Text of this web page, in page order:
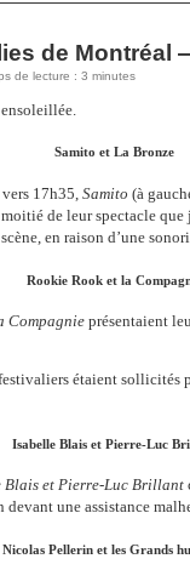
de Montréal
de lecture : 3 minutes
Samito et La Bronze
17h35, Samito (à
de leur spectacle que
en raison d’une
Rookie Rook et la
Compagnie présentaient
étaient sollicités
Isabelle Blais et Pierre-Luc
Blais et Pierre-Luc Brillant
devant une assistance
Nicolas Pellerin et les Grands